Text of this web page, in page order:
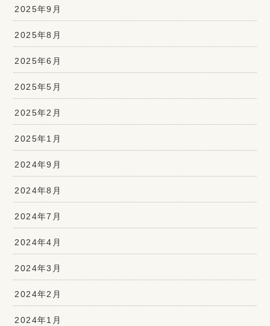
2025年9月
2025年8月
2025年6月
2025年5月
2025年2月
2025年1月
2024年9月
2024年8月
2024年7月
2024年4月
2024年3月
2024年2月
2024年1月